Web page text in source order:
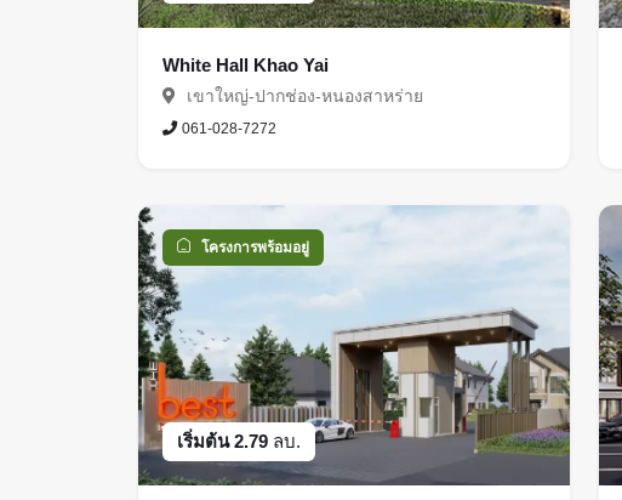
White Hall Khao Yai
เขาใหญ่-ปากช่อง-หนองสาหร่าย
061-028-7272
โครงการพร้อมอยู่
เริ่มต้น 2.79 ลบ.